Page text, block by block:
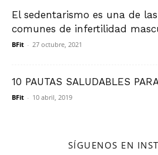
El sedentarismo es una de
comunes de infertilidad
BFit - 27 octubre, 2021
10 PAUTAS SALUDABLES
BFit - 10 abril, 2019
SÍGUENOS EN